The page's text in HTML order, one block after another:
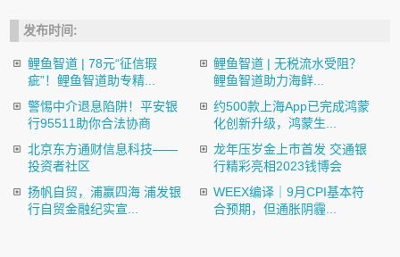
发布时间:
鲤鱼智道 | 78元“征信瑕
疵”！鲤鱼智道助专精...
鲤鱼智道 | 无税流水受阻？
鲤鱼智道助力海鲜...
警惕中介退息陷阱！平安银
行95511助你合法协商
约500款上海App已完成鸿蒙
化创新升级，鸿蒙生...
北京东方通财信息科技——
投资者社区
龙年压岁金上市首发 交通银
行精彩亮相2023钱博会
扬帆自贸，浦赢四海 浦发银
行自贸金融纪实宣...
​WEEX编译｜9月CPI基本符
合预期，但通胀阴霾...